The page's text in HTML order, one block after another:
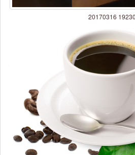
20170316